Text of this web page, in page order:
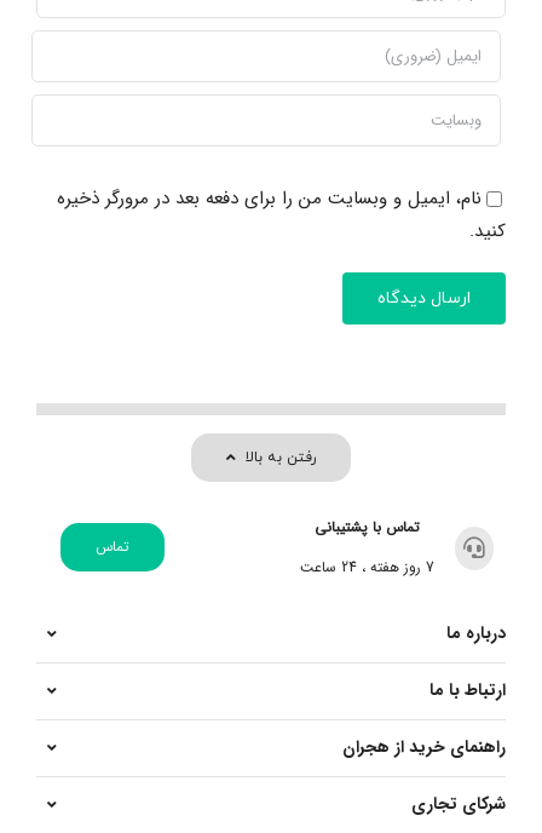
نام، ایمیل و وبسایت من را برای دفعه بعد در مرورگر ذخیره
کنید.
رفتن به بالا
تماس با پشتیبانی
7 روز هفته ، 24 ساعت
تماس
درباره ما
ارتباط با ما
راهنمای خرید از هجران
شرکای تجاری